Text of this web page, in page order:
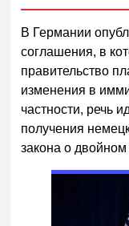
В Германии
соглашения, в
правительство
изменения в
частности, речь
получения
закона о